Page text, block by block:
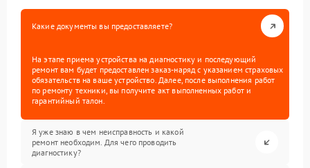
Какие документы вы предоставляете?
На этапе приема устройства на диагностику и последующий
ремонт вам будет предоставлен заказ-наряд с указанием страховых
обязательств на ваше устройство. Далее, после выполнения работ
по ремонту техники, вы получите акт выполненных работ и
гарантийный талон.
Я уже знаю в чем неисправность и какой
ремонт необходим. Для чего проводить
диагностику?